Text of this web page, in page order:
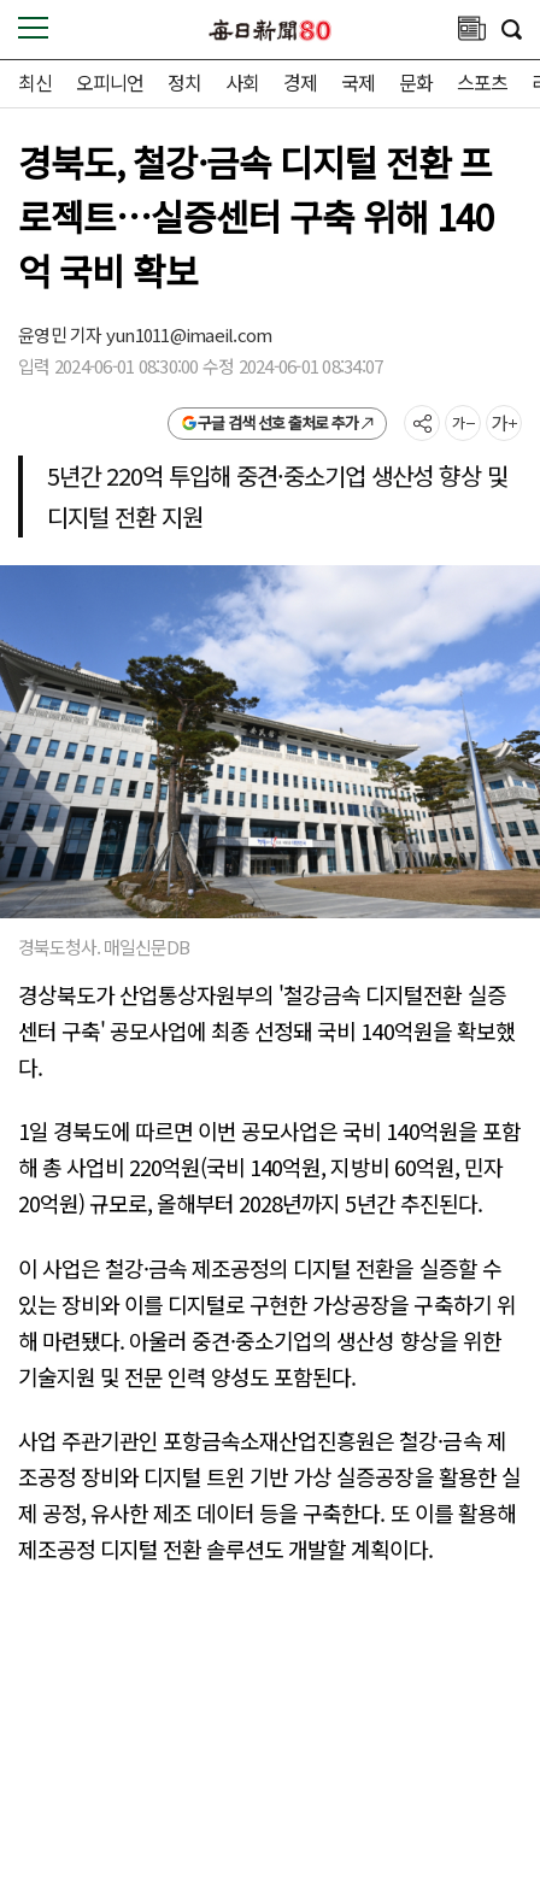
최신 오피니언 정치 사회 경제 국제 문화 스포츠
경북도, 철강·금속 디지털 전환 프
로젝트…실증센터 구축 위해 140
억 국비 확보
윤영민 기자yun1011@imaeil.com
입력 2024-06-01 08:30:00 수정 2024-06-01 08:34:07
구글 검색 선호 출처로 추가
5년간 220억 투입해 중견·중소기업 생산성 향상 및
디지털 전환 지원
경북도청사. 매일신문DB
경상북도가 산업통상자원부의 '철강금속 디지털전환 실증
센터 구축' 공모사업에 최종 선정돼 국비 140억원을 확보했
다.
1일 경북도에 따르면 이번 공모사업은 국비 140억원을 포함
해 총 사업비 220억원(국비 140억원, 지방비 60억원, 민자
20억원) 규모로, 올해부터 2028년까지 5년간 추진된다.
이 사업은 철강·금속 제조공정의 디지털 전환을 실증할 수
있는 장비와 이를 디지털로 구현한 가상공장을 구축하기 위
해 마련됐다. 아울러 중견·중소기업의 생산성 향상을 위한
기술지원 및 전문 인력 양성도 포함된다.
사업 주관기관인 포항금속소재산업진흥원은 철강·금속 제
조공정 장비와 디지털 트윈 기반 가상 실증공장을 활용한 실
제 공정, 유사한 제조 데이터 등을 구축한다. 또 이를 활용해
제조공정 디지털 전환 솔루션도 개발할 계획이다.